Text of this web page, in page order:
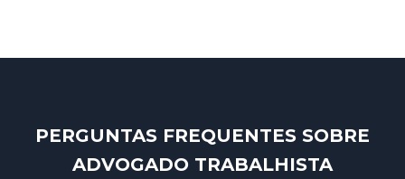
PERGUNTAS FREQUENTES SOBRE
ADVOGADO TRABALHISTA